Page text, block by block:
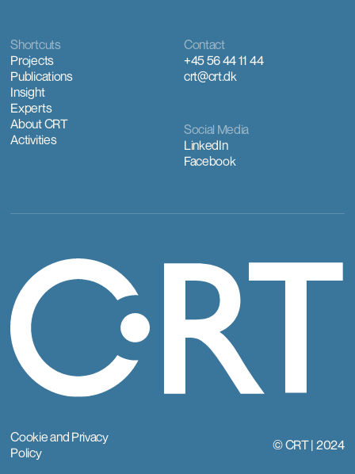
Contact
+45 56 44 11 44
crt@crt.dk
Shortcuts
Projects
Publications
Insight
Experts
About CRT
Activities
Social Media
LinkedIn
Facebook
Cookie and Privacy
Policy
© CRT | 2024